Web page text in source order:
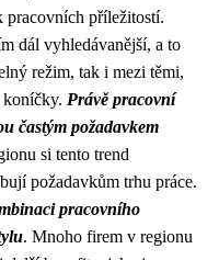
pracovních příležitostí.
dál vyhledávanější, a to
režim, tak i mezi těmi,
koníčky. Právě pracovní
častým požadavkem
si tento trend
požadavkům trhu práce.
pracovního
. Mnoho firem v regionu